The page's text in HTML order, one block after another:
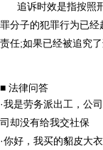
追诉时效是指按照刑
罪分子的犯罪行为已
责任;如果已经被追究
■ 法律问答
·我是劳务派出工，公
司却没有给我交社保
·你好，我买的貂皮大